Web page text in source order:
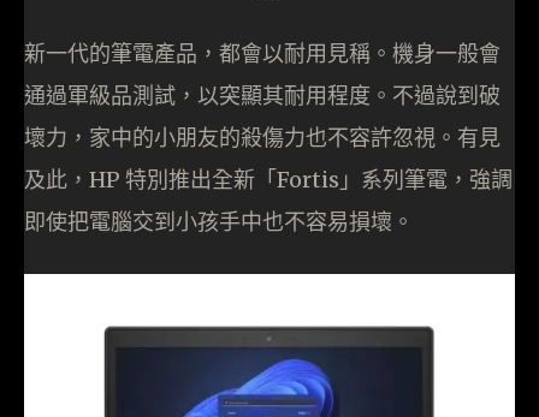
新一代的筆電產品，都會以耐用見稱。機身一般會
通過軍級品測試，以突顯其耐用程度。不過說到破
壞力，家中的小朋友的殺傷力也不容許忽視。有見
及此，HP 特別推出全新「Fortis」系列筆電，強調
即使把電腦交到小孩手中也不容易損壞。